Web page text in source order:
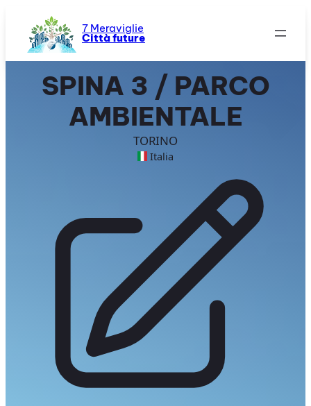
contenuto
7 Meraviglie
Città future
SPINA 3 / PARCO
AMBIENTALE
TORINO
Italia